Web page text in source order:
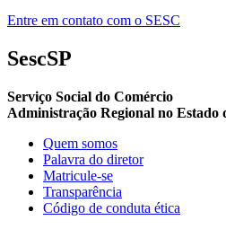
Entre em contato com o SESC
SescSP
Serviço Social do Comércio
Administração Regional no Estado
Quem somos
Palavra do diretor
Matricule-se
Transparência
Código de conduta ética